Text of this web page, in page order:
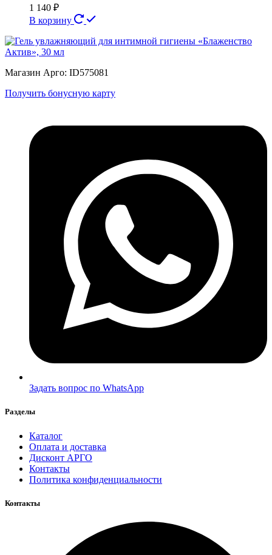
1 140 ₽
В корзину
Магазин Арго: ID575081
Получить бонусную карту
Задать вопрос по WhatsApp
Разделы
Каталог
Оплата и доставка
Дисконт АРГО
Контакты
Политика конфиденциальности
Контакты